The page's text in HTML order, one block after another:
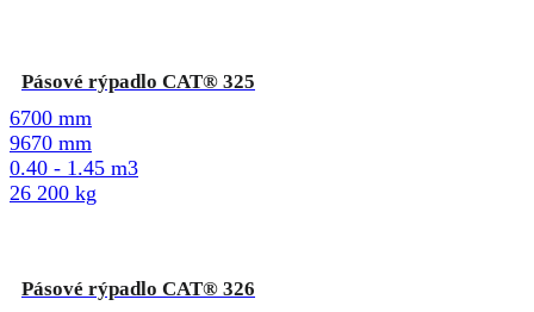
Pásové rýpadlo CAT® 325
6700 mm
9670 mm
0.40 - 1.45 m3
26 200 kg
Pásové rýpadlo CAT® 326